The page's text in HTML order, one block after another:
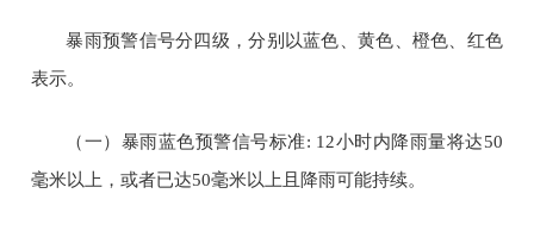
暴雨预警信号分四级，分别以蓝色、黄色、橙色、红色
表示。
（一）暴雨蓝色预警信号标准: 12小时内降雨量将达50
毫米以上，或者已达50毫米以上且降雨可能持续。